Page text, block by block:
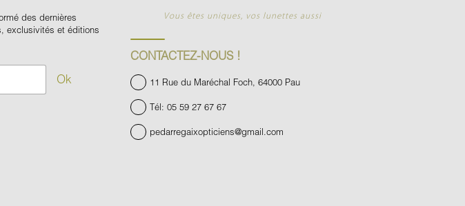
des dernières
exclusivités et éditions
Ok
Vous êtes uniques, vos lunettes aussi
CONTACTEZ-NOUS !
11 Rue du Maréchal Foch, 64000 Pau
Tél: 05 59 27 67 67
pedarregaixopticiens@gmail.com